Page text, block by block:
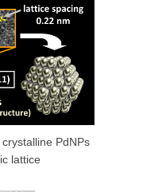
PdNPs
lattice